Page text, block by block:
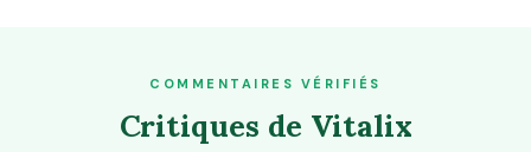
COMMENTAIRES VÉRIFIÉS
Critiques de Vitalix